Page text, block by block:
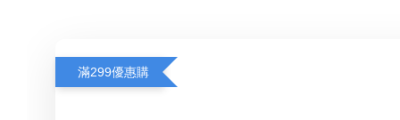
滿299優惠購